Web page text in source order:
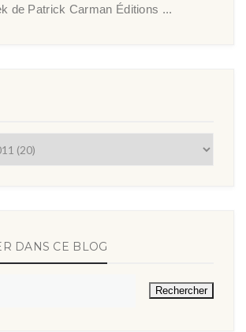
de Patrick Carman Éditions ...
DANS CE BLOG